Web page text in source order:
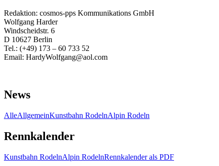
Redaktion: cosmos-pps Kommunikations GmbH
Wolfgang Harder
Windscheidstr. 6
D 10627 Berlin
Tel.: (+49) 173 – 60 733 52
Email: HardyWolfgang@aol.com
News
AlleAllgemeinKunstbahn RodelnAlpin Rodeln
Rennkalender
Kunstbahn RodelnAlpin RodelnRennkalender als PDF